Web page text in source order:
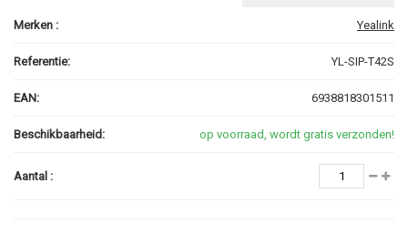
Merken : Yealink
Referentie: YL-SIP-T42S
EAN: 6938818301511
Beschikbaarheid: op voorraad, wordt gratis verzonden!
Aantal :